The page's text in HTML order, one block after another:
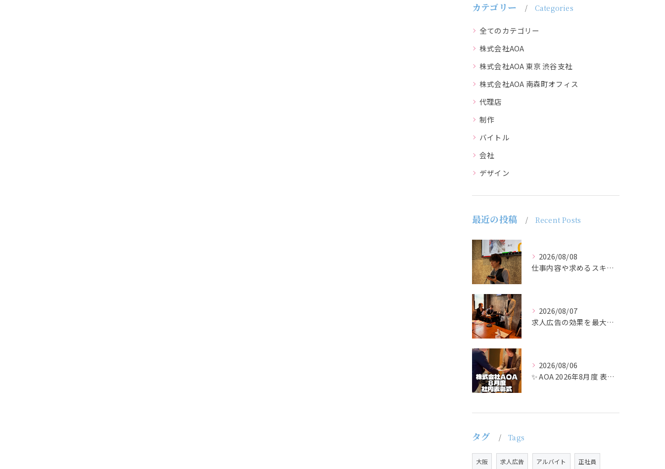
カテゴリー Categories
全てのカテゴリー
株式会社AOA
株式会社AOA 東京 渋谷支社
株式会社AOA 南森町オフィス
代理店
制作
バイトル
会社
デザイン
最近の投稿 Recent Posts
2026/08/08
仕事内容や求めるスキルを明確にし、ターゲット層に響くメッセー...
2026/08/07
求人広告の効果を最大化するために最も重要なのは、掲載タイミン...
2026/08/06
✨ AOA 2026年8月度 表彰式レポート ✨
タグ Tags
大阪 求人広告 アルバイト 正社員